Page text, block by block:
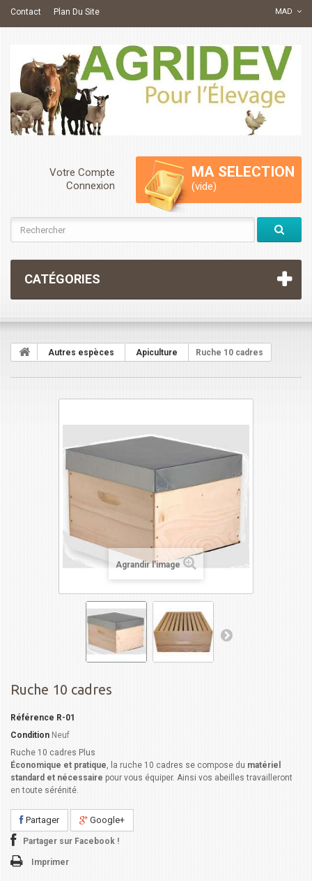
MAD
Contact Plan Du Site
MA SELECTION
(vide)
Votre Compte
Connexion
CATÉGORIES
Autres espèces Apiculture Ruche 10 cadres
Agrandir l'image
Ruche 10 cadres
Référence R-01
Condition Neuf
Ruche 10 cadres Plus
Économique et pratique, la ruche 10 cadres se compose dumatériel
standard et nécessairepour vous équiper. Ainsi vos abeilles travailleront
en toute sérénité.
Partager Google+
Partager sur Facebook !
Imprimer